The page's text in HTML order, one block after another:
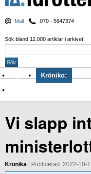
Mail 070 - 5647374
Sök bland 12.000 artiklar i arkivet:
Nyheter Krönikor
Vi slapp
Krönika | Publicerad: 2022-10-